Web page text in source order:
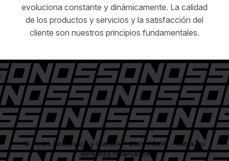
evoluciona constante y dinámicamente. La calidad
de los productos y servicios y la satisfacción del
cliente son nuestros principios fundamentales.
© Pedro Nossovitch y Cía. S.A. - 2006 / 2018 - Todos los
derechos reservados